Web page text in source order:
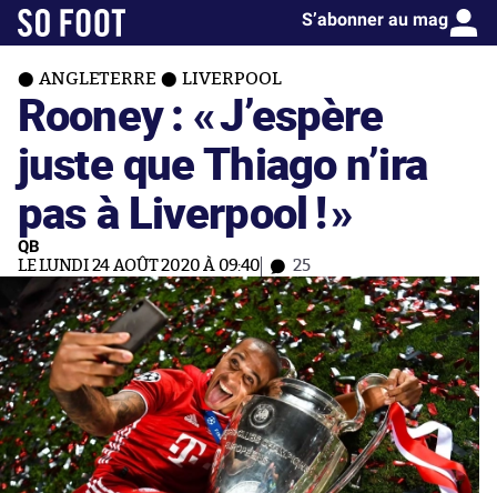
S’abonner au mag
ANGLETERRE LIVERPOOL
Rooney : «J’espère
juste que Thiago n’ira
pas à Liverpool !»
QB
LE LUNDI 24 AOÛT 2020 À 09:40 25